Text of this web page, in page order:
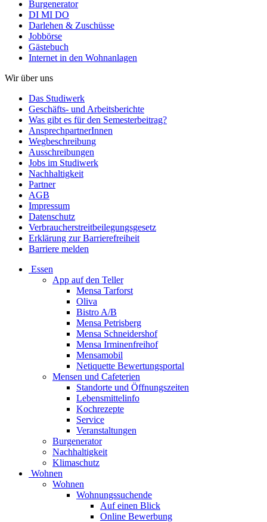
Burgenerator
DI MI DO
Darlehen & Zuschüsse
Jobbörse
Gästebuch
Internet in den Wohnanlagen
Wir über uns
Das Studiwerk
Geschäfts- und Arbeitsberichte
Was gibt es für den Semesterbeitrag?
AnsprechpartnerInnen
Wegbeschreibung
Ausschreibungen
Jobs im Studiwerk
Nachhaltigkeit
Partner
AGB
Impressum
Datenschutz
Verbraucherstreitbeilegungsgesetz
Erklärung zur Barrierefreiheit
Barriere melden
Essen
App auf den Teller
Mensa Tarforst
Oliva
Bistro A/B
Mensa Petrisberg
Mensa Schneidershof
Mensa Irminenfreihof
Mensamobil
Netiquette Bewertungsportal
Mensen und Cafeterien
Standorte und Öffnungszeiten
Lebensmittelinfo
Kochrezepte
Service
Veranstaltungen
Burgenerator
Nachhaltigkeit
Klimaschutz
Wohnen
Wohnen
Wohnungssuchende
Auf einen Blick
Online Bewerbung